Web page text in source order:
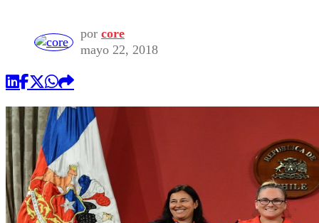
Seleccion Chilena
Torneo Internacional
Universidad de Chile
Economía
Internacional
Sustentabilidad
Publicaciones en medios
Opinión
por core
mayo 22, 2018